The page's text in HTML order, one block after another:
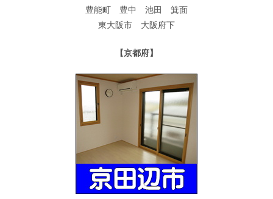
豊能町 豊中 池田 箕面
東大阪市 大阪府下
【京都府】